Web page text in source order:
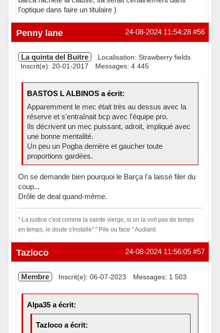
l'optique dans faire un titulaire )
Hors ligne #56
24-08-2024 11:54:28
Penny lane
La quinta del Buitre
Localisation: Strawberry fields
Inscrit(e): 20-01-2017
Messages: 4 445
BASTOS L ALBINOS a écrit:
Apparemment le mec était très au dessus avec la
réserve et s'entraînait bcp avec l'équipe pro.
Ils décrivent un mec puissant, adroit, impliqué avec
une bonne mentalité.
Un peu un Pogba derrière et gaucher toute
proportions gardées.
On se demande bien pourquoi le Barça l'a laissé filer du
coup...
Drôle de deal quand-même.
" La justice c'est comme la sainte vierge, si on la voit pas de temps
en temps, le doute s'installe"." Pile ou face " Audiard.
Hors ligne #57
24-08-2024 11:56:05
Tazloco
Membre Inscrit(e): 06-07-2023 Messages: 1 503
Alpa35 a écrit:
Tazloco a écrit: